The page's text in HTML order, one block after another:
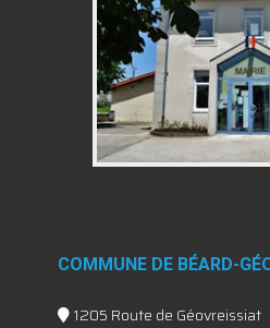
COMMUNE DE BÉARD-
1205 Route de Géovreissiat